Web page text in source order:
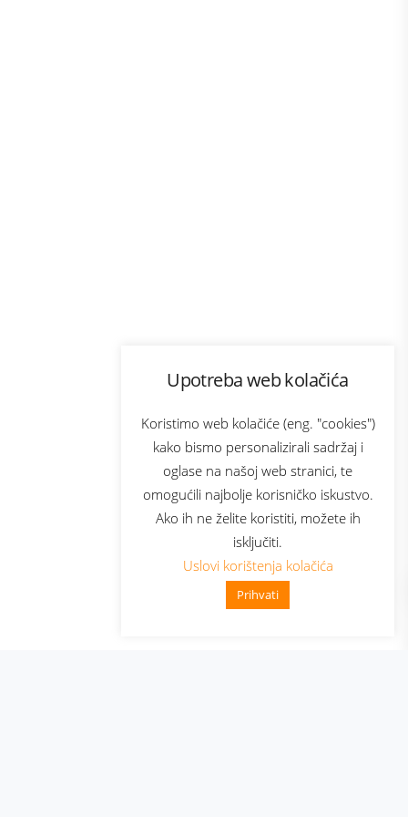
Upotreba web kolačića
Koristimo web kolačiće (eng. "cookies")
kako bismo personalizirali sadržaj i
oglase na našoj web stranici, te
omogućili najbolje korisničko iskustvo.
Ako ih ne želite koristiti, možete ih
isključiti.
Uslovi korištenja kolačića
Prihvati
👋 Zdravo, kako mogu pomoći?
Bonus plus
Prijava za newsletter